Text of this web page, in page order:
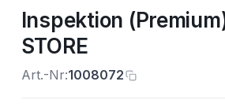
Inspektion
STORE
Art.-Nr:1008072